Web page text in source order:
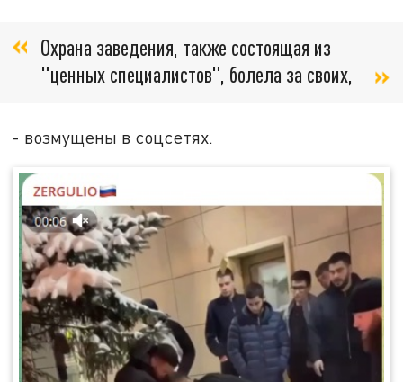
Охрана заведения, также состоящая из
"ценных специалистов", болела за своих,
- возмущены в соцсетях.